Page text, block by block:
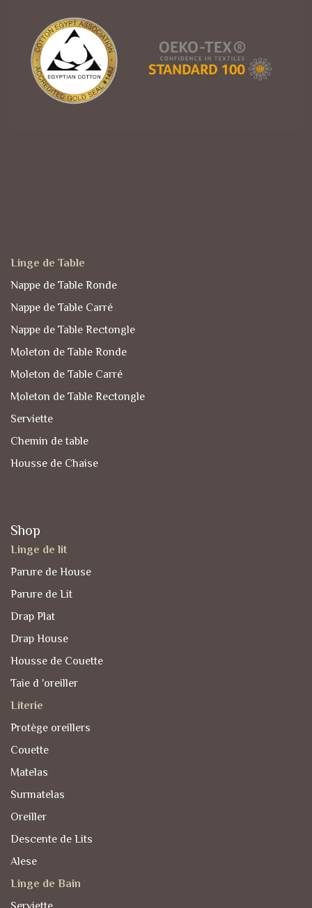
Linge de Table
Nappe de Table Ronde
Nappe de Table Carré
Nappe de Table Rectongle
Moleton de Table Ronde
Moleton de Table Carré
Moleton de Table Rectongle
Serviette
Chemin de table
Housse de Chaise
Shop
Linge de lit
Parure de House
Parure de Lit
Drap Plat
Drap House
Housse de Couette
Taie d 'oreiller
Literie
Protège oreillers
Couette
Matelas
Surmatelas
Oreiller
Descente de Lits
Alese
Linge de Bain